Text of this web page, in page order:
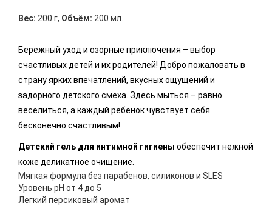
Вес: 200 г, Объём: 200 мл.
Бережный уход и озорные приключения – выбор
счастливых детей и их родителей! Добро пожаловать в
страну ярких впечатлений, вкусных ощущений и
задорного детского смеха. Здесь мыться – равно
веселиться, а каждый ребенок чувствует себя
бесконечно счастливым!
Детский гель для интимной гигиены обеспечит нежной
коже деликатное очищение.
Мягкая формула без парабенов, силиконов и SLES
Уровень pH от 4 до 5
Легкий персиковый аромат